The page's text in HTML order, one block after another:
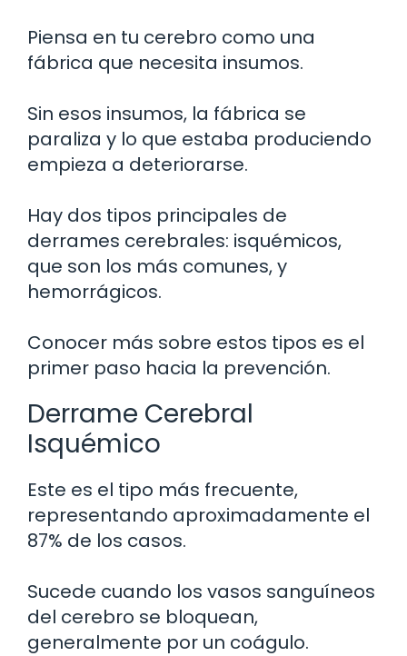
Piensa en tu cerebro como una
fábrica que necesita insumos.
Sin esos insumos, la fábrica se
paraliza y lo que estaba produciendo
empieza a deteriorarse.
Hay dos tipos principales de
derrames cerebrales: isquémicos,
que son los más comunes, y
hemorrágicos.
Conocer más sobre estos tipos es el
primer paso hacia la prevención.
Derrame Cerebral
Isquémico
Este es el tipo más frecuente,
representando aproximadamente el
87% de los casos.
Sucede cuando los vasos sanguíneos
del cerebro se bloquean,
generalmente por un coágulo.